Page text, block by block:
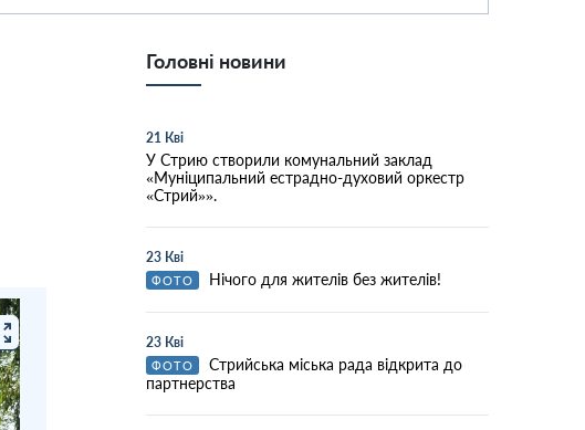
Головні новини
21 Кві
У Стрию створили комунальний заклад
«Муніципальний естрадно-духовий оркестр
«Стрий»».
23 Кві
ФОТО Нічого для жителів без жителів!
23 Кві
ФОТО
Стрийська міська рада відкрита до
партнерства